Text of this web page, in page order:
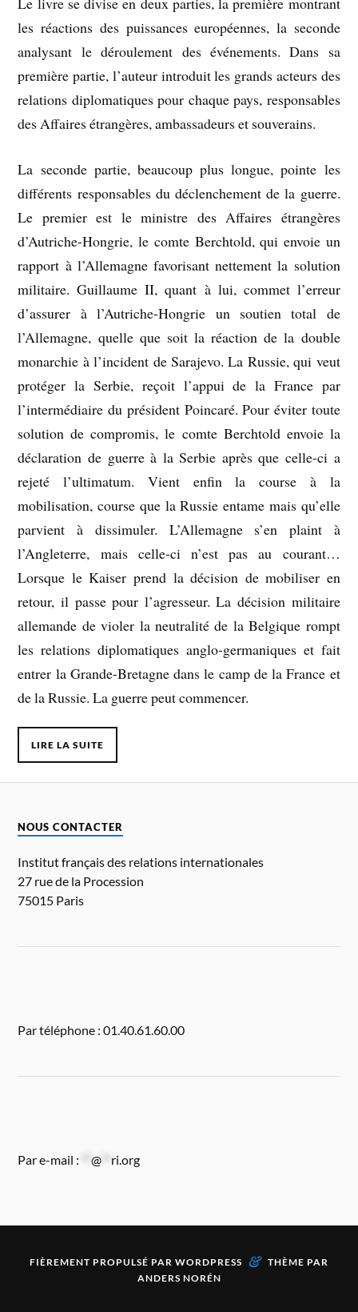
les réactions des puissances européennes, la seconde
analysant le déroulement des événements. Dans sa
première partie, l’auteur introduit les grands acteurs des
relations diplomatiques pour chaque pays, responsables
des Affaires étrangères, ambassadeurs et souverains.
La seconde partie, beaucoup plus longue, pointe les
différents responsables du déclenchement de la guerre.
Le premier est le ministre des Affaires étrangères
d’Autriche-Hongrie, le comte Berchtold, qui envoie un
rapport à l’Allemagne favorisant nettement la solution
militaire. Guillaume II, quant à lui, commet l’erreur
d’assurer à l’Autriche-Hongrie un soutien total de
l’Allemagne, quelle que soit la réaction de la double
monarchie à l’incident de Sarajevo. La Russie, qui veut
protéger la Serbie, reçoit l’appui de la France par
l’intermédiaire du président Poincaré. Pour éviter toute
solution de compromis, le comte Berchtold envoie la
déclaration de guerre à la Serbie après que celle-ci a
rejeté l’ultimatum. Vient enfin la course à la
mobilisation, course que la Russie entame mais qu’elle
parvient à dissimuler. L’Allemagne s’en plaint à
l’Angleterre, mais celle-ci n’est pas au courant…
Lorsque le Kaiser prend la décision de mobiliser en
retour, il passe pour l’agresseur. La décision militaire
allemande de violer la neutralité de la Belgique rompt
les relations diplomatiques anglo-germaniques et fait
entrer la Grande-Bretagne dans le camp de la France et
de la Russie. La guerre peut commencer.
LIRE LA SUITE
NOUS CONTACTER
Institut français des relations internationales
27 rue de la Procession
75015 Paris
Par téléphone : 01.40.61.60.00
Par e-mail : **@ ri.org
FIÈREMENT PROPULSÉ PAR WORDPRESS & THÈME PAR
ANDERS NORÉN